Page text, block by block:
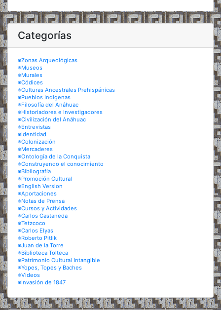
Categorías
※Zonas Arqueológicas
※Museos
※Murales
※Códices
※Culturas Ancestrales Prehispánicas
※Pueblos Indígenas
※Filosofía del Anáhuac
※Historiadores e Investigadores
※Civilización del Anáhuac
※Entrevistas
※Identidad
※Colonización
※Mercaderes
※Ontología de la Conquista
※Construyendo el conocimiento
※Bibliografía
※Promoción Cultural
※English Version
※Aportaciones
※Notas de Prensa
※Cursos y Actividades
※Carlos Castaneda
※Tetzcoco
※Carlos Elyas
※Roberto Pitlik
※Juan de la Torre
※Biblioteca Tolteca
※Patrimonio Cultural Intangible
※Yopes, Topes y Baches
※Videos
※Invasión de 1847